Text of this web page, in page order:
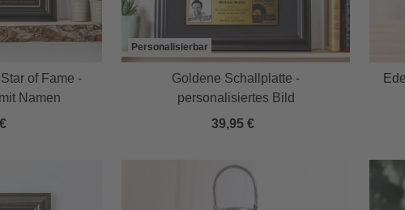
of Fame -
Namen
Personalisierbar
Goldene Schallplatte -
personalisiertes Bild
39,95 €